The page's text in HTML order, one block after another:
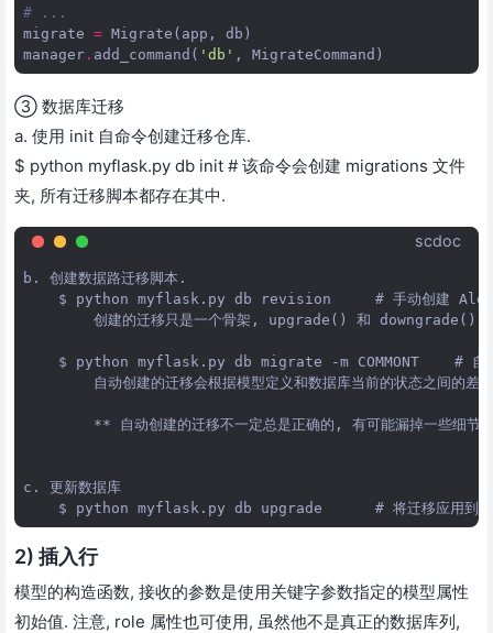
# ...
migrate = Migrate ( app , db )
manager . add_command ( 'db' , MigrateCommand )
③ 数据库迁移
a. 使用 init 自命令创建迁移仓库.
$ python myflask.py db init # 该命令会创建 migrations 文件
夹, 所有迁移脚本都存在其中.
scdoc
b. 创建数据路迁移脚本.
$ python myflask.py db revision     # 手动创建
创建的迁移只是一个骨架, upgrade() 和 downgrade()
$ python myflask.py db migrate -m COMMONT    # 自
自动创建的迁移会根据模型定义和数据库当前的状态之间
** 自动创建的迁移不一定总是正确的, 有可能漏掉一些细节,
c. 更新数据库
2) 插入行
模型的构造函数, 接收的参数是使用关键字参数指定的模型属性
初始值. 注意, role 属性也可使用, 虽然他不是真正的数据库列,